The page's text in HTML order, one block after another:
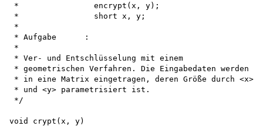
*                encrypt(x, y);
*                short x, y;
*
* Aufgabe      :
*
* Ver- und Entschlüsselung mit einem
* geometrischen Verfahren. Die Eingabedaten werden
* in eine Matrix eingetragen, deren Größe durch <x>
* und <y> parametrisiert ist.
*/
void crypt(x, y)